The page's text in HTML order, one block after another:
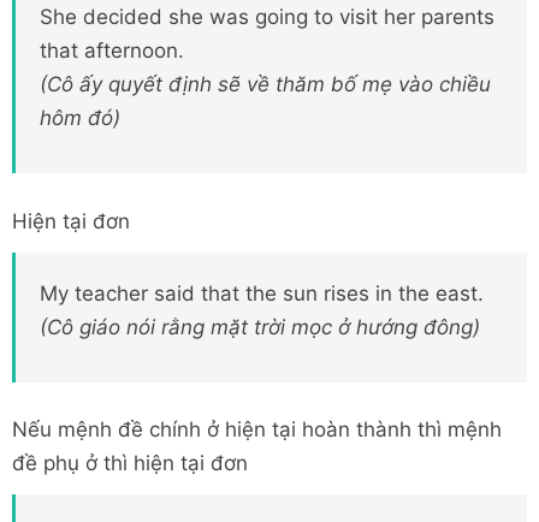
She decided she was going to visit her parents
that afternoon.
(Cô ấy quyết định sẽ về thăm bố mẹ vào chiều
hôm đó)
Hiện tại đơn
My teacher said that the sun rises in the east.
(Cô giáo nói rằng mặt trời mọc ở hướng đông)
Nếu mệnh đề chính ở hiện tại hoàn thành thì mệnh
đề phụ ở thì hiện tại đơn